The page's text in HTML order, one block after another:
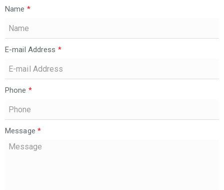
Name *
E-mail Address *
Phone *
Message *